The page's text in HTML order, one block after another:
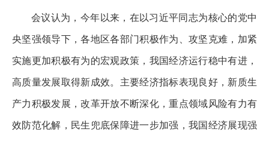
会议认为，今年以来，在以习近平同志为核心的党中
央坚强领导下，各地区各部门积极作为、攻坚克难，加紧
实施更加积极有为的宏观政策，我国经济运行稳中有进，
高质量发展取得新成效。主要经济指标表现良好，新质生
产力积极发展，改革开放不断深化，重点领域风险有力有
效防范化解，民生兜底保障进一步加强，我国经济展现强